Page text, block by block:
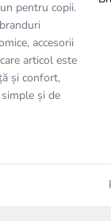
pentru copii.
accesorii
articol este
și confort,
și de